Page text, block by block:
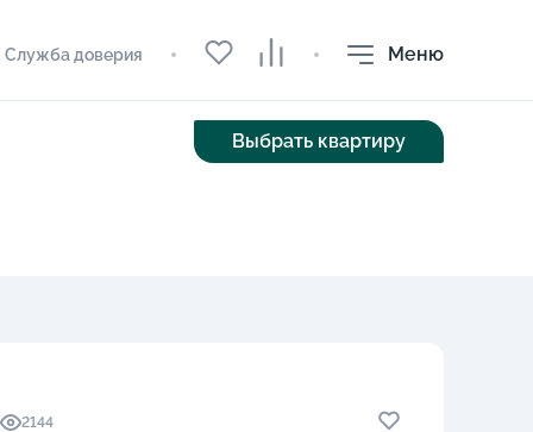
Служба доверия Меню
Выбрать квартиру
2144